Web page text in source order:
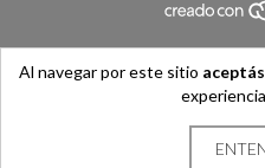
Al navegar por este sitio